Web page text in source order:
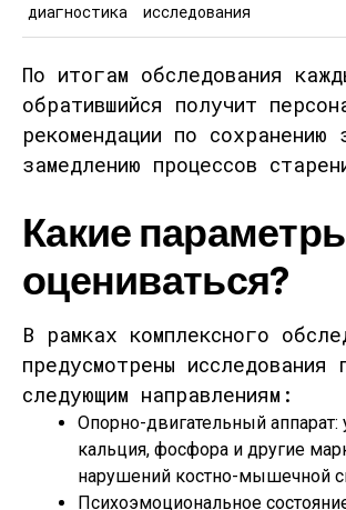
диагностика
исследования
По итогам обследования
обратившийся получит
рекомендации по сохранению
замедлению процессов
Какие
оцениваться?
В рамках комплексного
предусмотрены исследования
следующим направлениям:
Опорно-двигательный аппарат:
кальция, фосфора и другие
нарушений костно-мышечной
Психоэмоциональное